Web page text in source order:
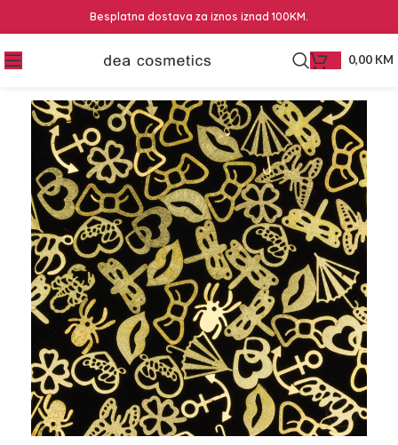
Besplatna dostava za iznos iznad 100KM.
0,00 KM